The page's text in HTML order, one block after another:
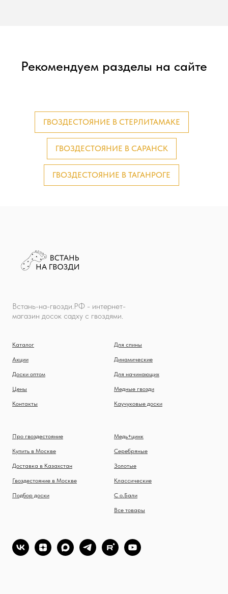
Рекомендуем разделы на сайте
ГВОЗДЕСТОЯНИЕ В СТЕРЛИТАМАКЕ
ГВОЗДЕСТОЯНИЕ В САРАНСК
ГВОЗДЕСТОЯНИЕ В ТАГАНРОГЕ
Встань-на-гвозди.РФ - интернет-
магазин досок садху с гвоздями.
Каталог
Акции
Доски оптом
Цены
Контакты
Для спины
Динамические
Для начинающих
Медные гвозди
Каучуковые доски
Про гвоздестояние
Купить в Москве
Доставка в Казахстан
Гвоздестояние в Москве
Подбор доски
Медь+цинк
Серебряные
Золотые
Классические
С о.Бали
Все товары